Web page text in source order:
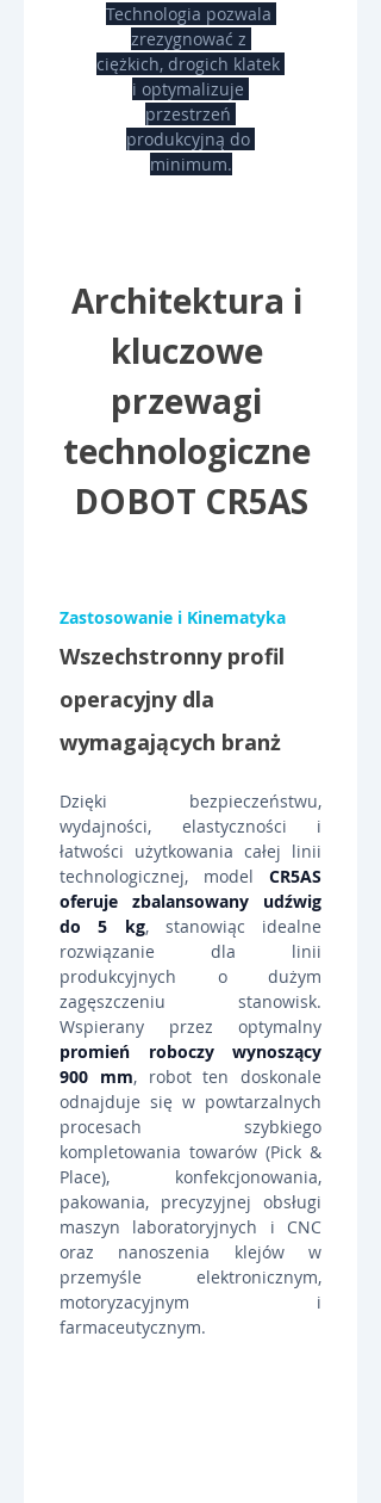
Technologia pozwala
zrezygnować z
ciężkich, drogich klatek
i optymalizuje
przestrzeń
produkcyjną do
minimum.
Architektura i
kluczowe
przewagi
technologiczne
DOBOT CR5AS
Zastosowanie i Kinematyka
Wszechstronny profil
operacyjny dla
wymagających branż
Dzięki bezpieczeństwu,
wydajności, elastyczności i
łatwości użytkowania całej linii
technologicznej, model CR5AS
oferuje zbalansowany udźwig
do 5 kg, stanowiąc idealne
rozwiązanie dla linii
produkcyjnych o dużym
zagęszczeniu stanowisk.
promień roboczy wynoszący
900 mm, robot ten doskonale
odnajduje się w powtarzalnych
procesach szybkiego
kompletowania towarów (Pick &
Place), konfekcjonowania,
pakowania, precyzyjnej obsługi
maszyn laboratoryjnych i CNC
oraz nanoszenia klejów w
przemyśle elektronicznym,
motoryzacyjnym i
farmaceutycznym.